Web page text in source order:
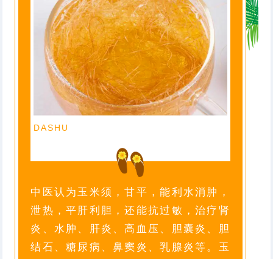
DASHU
中医认为玉米须，甘平，能利水消肿，
泄热，平肝利胆，还能抗过敏，治疗肾
炎、水肿、肝炎、高血压、胆囊炎、胆
结石、糖尿病、鼻窦炎、乳腺炎等。玉